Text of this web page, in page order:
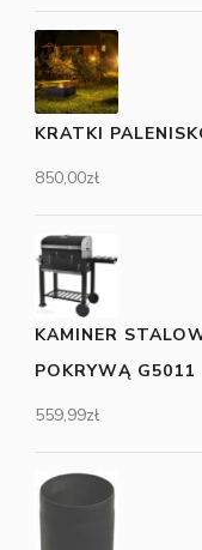
KRATKI
850,00zł
KAMINER
POKRYWĄ G5011
559,99zł